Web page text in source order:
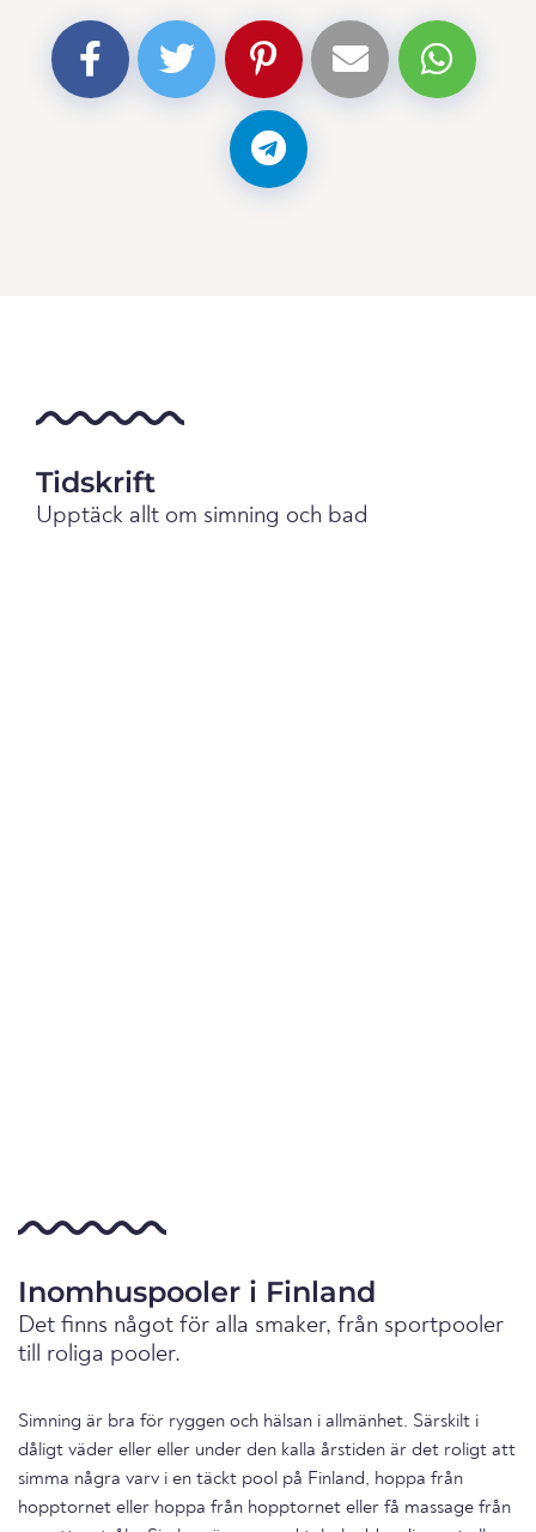
Tidskrift
Upptäck allt om simning och bad
Inomhuspooler i Finland
Det finns något för alla smaker, från sportpooler
till roliga pooler.
Simning är bra för ryggen och hälsan i allmänhet. Särskilt i
dåligt väder eller eller under den kalla årstiden är det roligt att
simma några varv i en täckt pool på Finland, hoppa från
hopptornet eller hoppa från hopptornet eller få massage från